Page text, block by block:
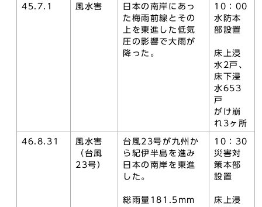
45.7.1 風水害
日本の南岸にあっ
た梅雨前線とその
上を東進した低気
圧の影響で大雨が
降った。
10：00
水防本
部設置
床上浸
水2戸、
床下浸
水653
戸
がけ崩
れ3ヶ所
46.8.31
風水害
（台風
23号）
台風23号が九州か
ら紀伊半島を進み
日本の南岸を東進
した。
総雨量181.5mm
10：30
災害対
策本部
設置
床上浸